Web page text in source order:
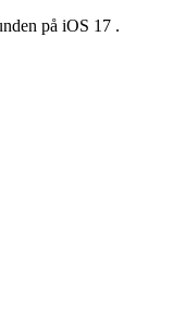
på iOS 17 .